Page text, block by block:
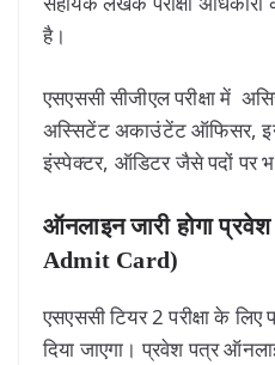
है।
एसएससी सीजीएल परीक्षा में
अस्सिटेंट अकाउंटेंट ऑफिसर,
इंस्पेक्टर, ऑडिटर जैसे पदों पर
ऑनलाइन जारी होगा
Admit Card)
एसएससी टियर 2 परीक्षा के
दिया जाएगा। प्रवेश पत्र